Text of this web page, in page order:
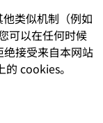
类似机制（例如
可以在任何时候
接受来自本网站
cookies。